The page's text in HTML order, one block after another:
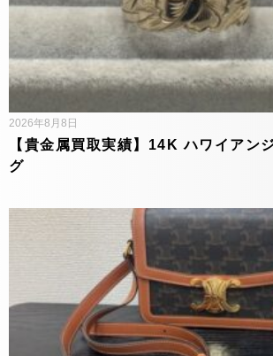
【貴金属買取実績】14K ハワイアン
グ
2026年8月8日